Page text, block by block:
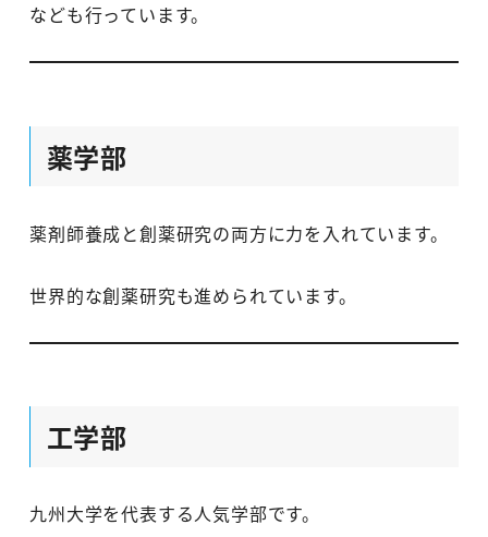
なども行っています。
薬学部
薬剤師養成と創薬研究の両方に力を入れています。
世界的な創薬研究も進められています。
工学部
九州大学を代表する人気学部です。